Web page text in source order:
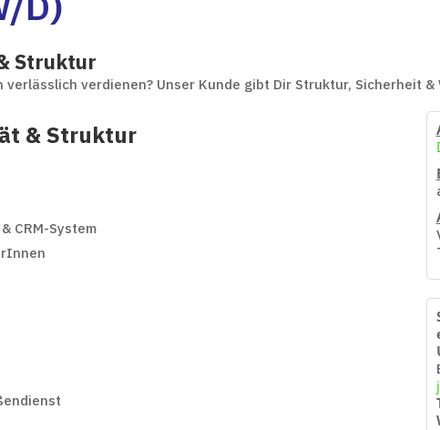
Struktur
verdienen? Unser Kunde gibt Dir Struktur, Sicherheit &
& Struktur
CRM-System